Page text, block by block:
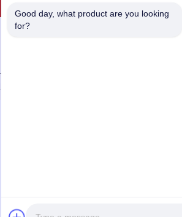
Met Ons Op
Ltd Allemaal. Alle rechten voorbehouden.
Good day, what product are you looking
for?